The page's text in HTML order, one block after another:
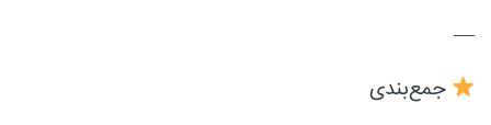
—
جمع‌بندی